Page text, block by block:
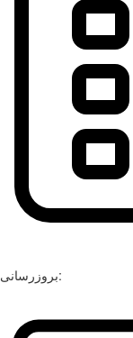
بروزرسانی: